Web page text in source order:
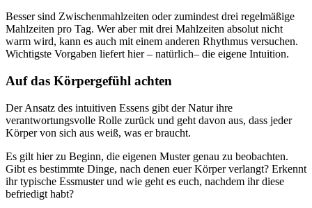
Besser sind Zwischenmahlzeiten oder zumindest drei regelmäßige
Mahlzeiten pro Tag. Wer aber mit drei Mahlzeiten absolut nicht
warm wird, kann es auch mit einem anderen Rhythmus versuchen.
Wichtigste Vorgaben liefert hier – natürlich– die eigene Intuition.
Auf das Körpergefühl achten
Der Ansatz des intuitiven Essens gibt der Natur ihre
verantwortungsvolle Rolle zurück und geht davon aus, dass jeder
Körper von sich aus weiß, was er braucht.
Es gilt hier zu Beginn, die eigenen Muster genau zu beobachten.
Gibt es bestimmte Dinge, nach denen euer Körper verlangt? Erkennt
ihr typische Essmuster und wie geht es euch, nachdem ihr diese
befriedigt habt?